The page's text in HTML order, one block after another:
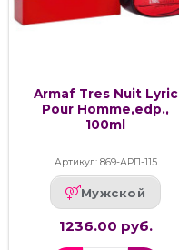
Armaf Tres Nuit Lyric
Pour Homme,edp.,
100ml
Артикул: 869-АРП-115
Мужской
1236.00 руб.